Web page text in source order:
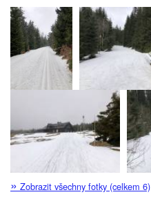
» Zobrazit všechny fotky (celkem 6)